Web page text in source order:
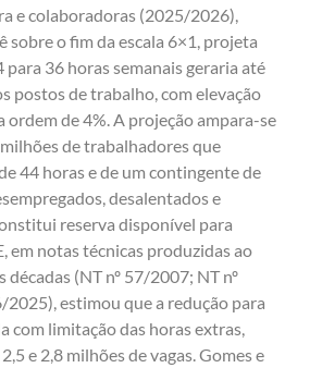
e colaboradoras (2025/2026),
sobre o fim da escala 6×1, projeta
para 36 horas semanais geraria até
postos de trabalho, com elevação
de 4%. A projeção ampara-se
de trabalhadores que
44 horas e de um contingente de
desalentados e
reserva disponível para
em notas técnicas produzidas ao
décadas (NT nº 57/2007; NT nº
estimou que a redução para
com limitação das horas extras,
e 2,8 milhões de vagas. Gomes e